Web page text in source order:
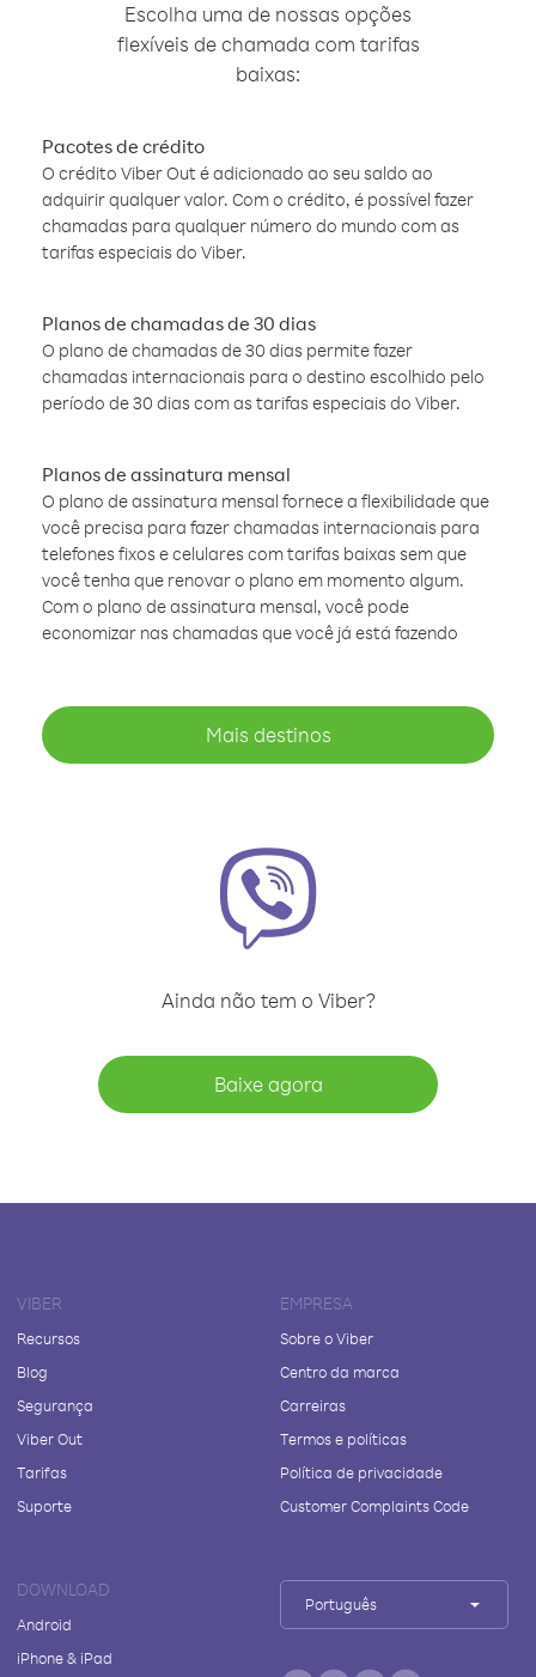
Escolha uma de nossas opções
flexíveis de chamada com tarifas
baixas:
Pacotes de crédito
O crédito Viber Out é adicionado ao seu saldo ao
adquirir qualquer valor. Com o crédito, é possível fazer
chamadas para qualquer número do mundo com as
tarifas especiais do Viber.
Planos de chamadas de 30 dias
O plano de chamadas de 30 dias permite fazer
chamadas internacionais para o destino escolhido pelo
período de 30 dias com as tarifas especiais do Viber.
Planos de assinatura mensal
O plano de assinatura mensal fornece a flexibilidade que
você precisa para fazer chamadas internacionais para
telefones fixos e celulares com tarifas baixas sem que
você tenha que renovar o plano em momento algum.
Com o plano de assinatura mensal, você pode
economizar nas chamadas que você já está fazendo
Mais destinos
Ainda não tem o Viber?
Baixe agora
VIBER
Recursos
Blog
Segurança
Viber Out
Tarifas
Suporte
EMPRESA
Sobre o Viber
Centro da marca
Carreiras
Termos e políticas
Política de privacidade
Customer Complaints Code
DOWNLOAD
Android
iPhone & iPad
Português